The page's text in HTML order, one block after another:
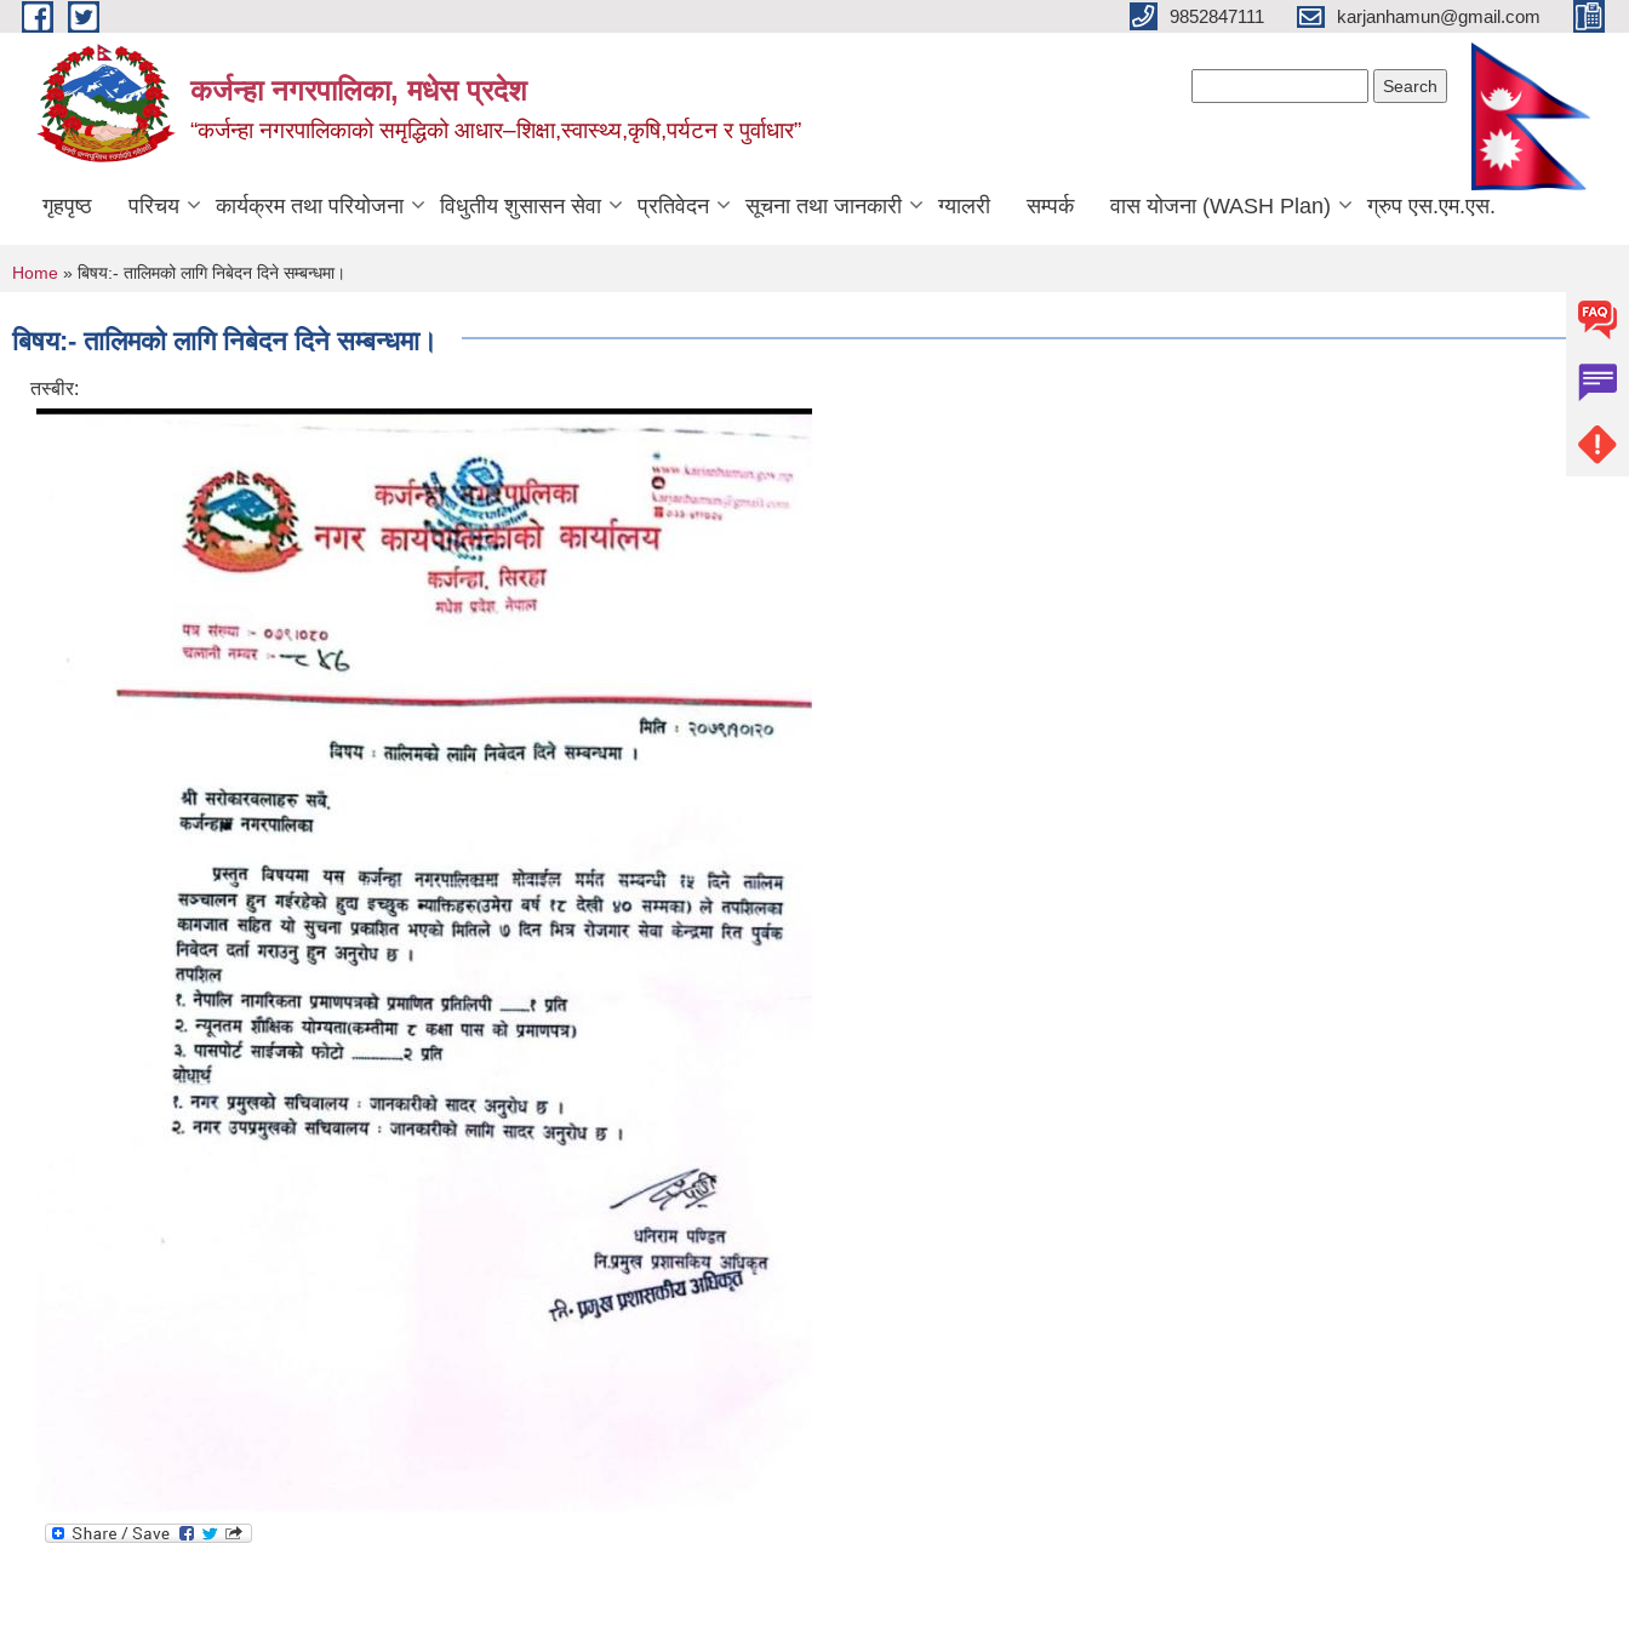
Skip to main content 9852847111 karjanhamun@gmail.com
कर्जन्हा नगरपालिका, मधेस प्रदेश
“कर्जन्हा नगरपालिकाको समृद्धिको आधार–शिक्षा,स्वास्थ्य,कृषि,पर्यटन र पुर्वाधार”
गृहपृष्ठ परिचय कार्यक्रम तथा परियोजना विधुतीय शुसासन सेवा प्रतिवेदन सूचना तथा जानकारी ग्यालरी सम्पर्क वास योजना (WASH Plan) ग्रुप एस.एम.एस.
You are here
Home » बिषय:- तालिमको लागि निबेदन दिने सम्बन्धमा।
बिषय:- तालिमको लागि निबेदन दिने सम्बन्धमा।
तस्बीर: